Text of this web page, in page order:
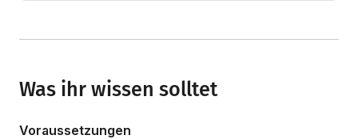
Was ihr wissen solltet
Voraussetzungen